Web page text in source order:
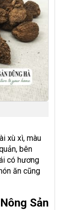
xù xì, màu
bên
có hương
ăn cũng
Sản